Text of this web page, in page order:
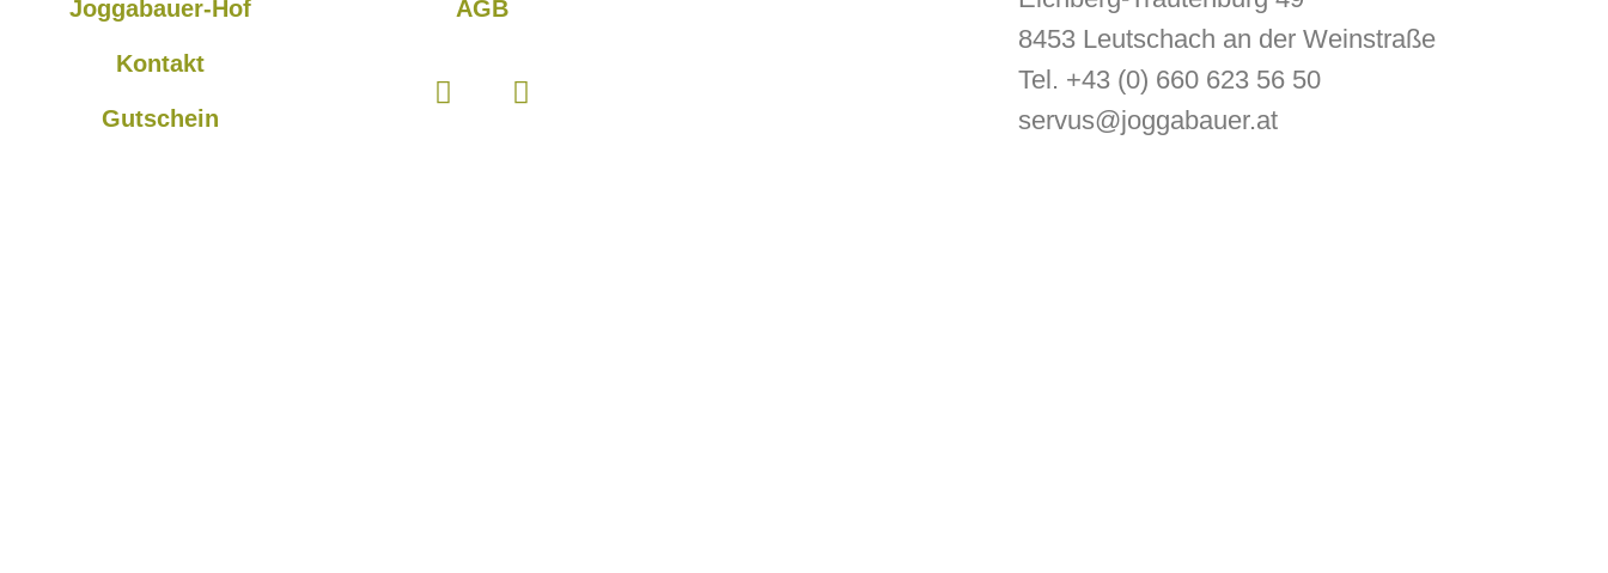
Joggabauer-Hof
Kontakt
Gutschein
AGB
8453 Leutschach an der Weinstraße
Tel. +43 (0) 660 623 56 50
servus@joggabauer.at